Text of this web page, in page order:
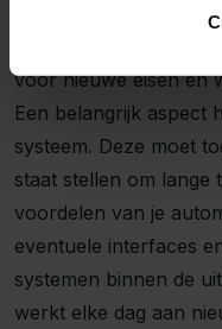
omstandigheden. Kan
voor nieuwe eisen en
Een belangrijk aspect
systeem. Deze moet
staat stellen om lange
voordelen van je
eventuele interfaces
systemen binnen de
werkt elke dag aan